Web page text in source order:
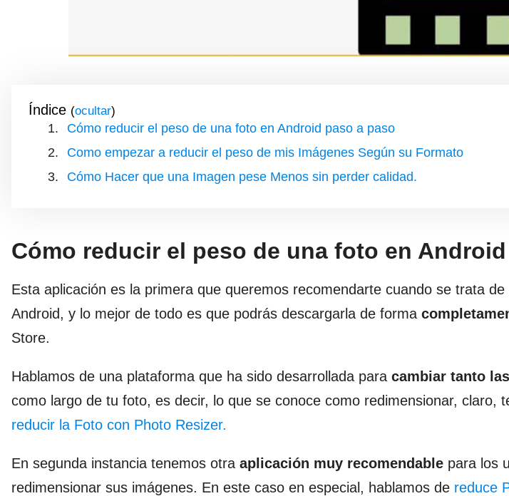
Índice ( )
Cómo reducir el peso de una foto en Android paso a paso
Como empezar a reducir el peso de mis Imágenes Según su Formato
Cómo Hacer que una Imagen pese Menos sin perder calidad.
Cómo reducir el peso de una foto en
Esta aplicación es la primera que queremos recomendarte cuando se trata
Android, y lo mejor de todo es que podrás descargarla de forma
Store.
Hablamos de una plataforma que ha sido desarrollada para cambiar tanto
como largo de tu foto, es decir, lo que se conoce como redimensionar, claro,
reducir la Foto con Photo Resizer.
En segunda instancia tenemos otra aplicación muy recomendable para los
redimensionar sus imágenes. En este caso en especial, hablamos de reduce